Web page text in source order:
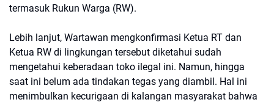
termasuk Rukun Warga (RW).
Lebih lanjut, Wartawan mengkonfirmasi ​Ketua RT dan
Ketua RW di lingkungan tersebut diketahui sudah
mengetahui keberadaan toko ilegal ini. Namun, hingga
saat ini belum ada tindakan tegas yang diambil. Hal ini
menimbulkan kecurigaan di kalangan masyarakat bahwa